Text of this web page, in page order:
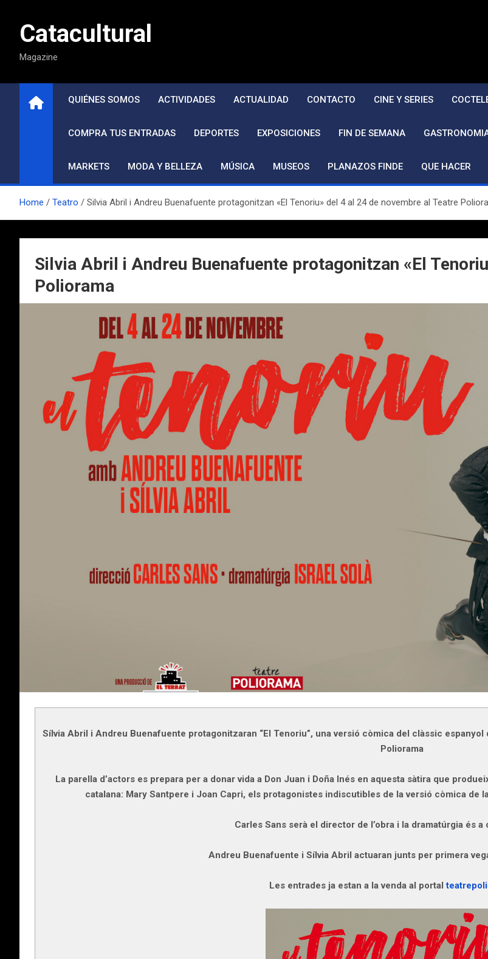
contenidoCatacultural
Magazine
QUIÉNES SOMOS ACTIVIDADES ACTUALIDAD CONTACTO CINE Y SERIES
COMPRA TUS ENTRADAS DEPORTES EXPOSICIONES FIN DE SEMANA
MARKETS MODA Y BELLEZA MÚSICA MUSEOS PLANAZOS FINDE QUE HACER
Home Teatro Silvia Abril i Andreu Buenafuente protagonitzan «El Tenoriu» del 4 al 24 de novembre al Teatre
Silvia Abril i Andreu Buenafuente protagonitzan «El
Poliorama
Sílvia Abril i Andreu Buenafuente protagonitzaran “El Tenoriu”, una versió còmica del clàssic
Poliorama
La parella d’actors es prepara per a donar vida a Don Juan i Doña Inés en aquesta sàtira que
catalana: Mary Santpere i Joan Capri, els protagonistes indiscutibles de la versió còmica de
Carles Sans serà el director de l’obra i la dramatúrgia és a
Andreu Buenafuente i Sílvia Abril actuaran junts per primera
Les entrades ja estan a la venda al portal